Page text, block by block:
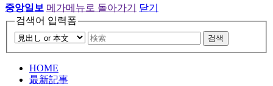
중앙일보 메가메뉴로 돌아가기
닫기
검색어 입력폼
검색
HOME
最新記事